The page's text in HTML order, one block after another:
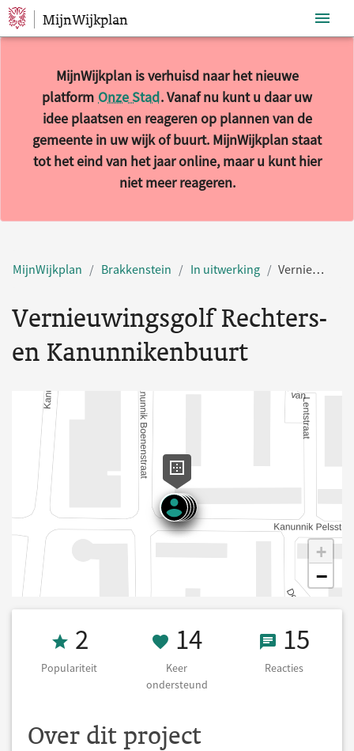
Sla navigatie over
MijnWijkplan
MijnWijkplan is verhuisd naar het nieuwe
platform Onze Stad. Vanaf nu kunt u daar uw
idee plaatsen en reageren op plannen van de
gemeente in uw wijk of buurt. MijnWijkplan staat
tot het eind van het jaar online, maar u kunt hier
niet meer reageren.
MijnWijkplan Brakkenstein In uitwerking Vernieuwingsgolf Rechters- en Kanunnikenbuurt
Vernieuwingsgolf Rechters-
en Kanunnikenbuurt
+
−
Populariteit 2
2
Populariteit
14 Keer
14
Keer
ondersteund
1515
Reacties
Over dit project